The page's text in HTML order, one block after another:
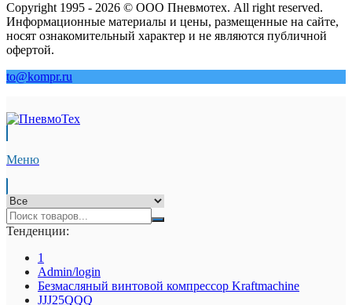
Copyright 1995 - 2026 © ООО Пневмотех. All right reserved.
Информационные материалы и цены, размещенные на сайте,
носят ознакомительный характер и не являются публичной
офертой.
to@kompr.ru
Меню
Тенденции:
1
Admin/login
Безмасляный винтовой компрессор Kraftmaсhine
JJJ25QQQ